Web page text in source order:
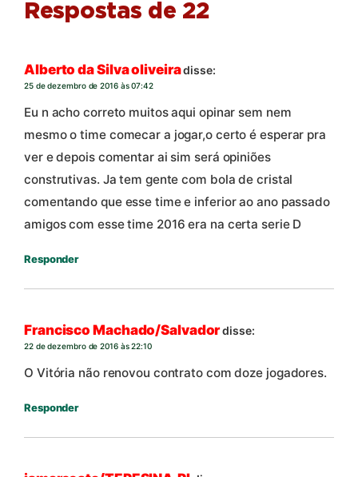
Respostas de 22
Alberto da Silva oliveiradisse:
25 de dezembro de 2016 às 07:42
Eu n acho correto muitos aqui opinar sem nem
mesmo o time comecar a jogar,o certo é esperar pra
ver e depois comentar ai sim será opiniões
construtivas. Ja tem gente com bola de cristal
comentando que esse time e inferior ao ano passado
amigos com esse time 2016 era na certa serie D
Responder
Francisco Machado/Salvadordisse:
22 de dezembro de 2016 às 22:10
O Vitória não renovou contrato com doze jogadores.
Responder